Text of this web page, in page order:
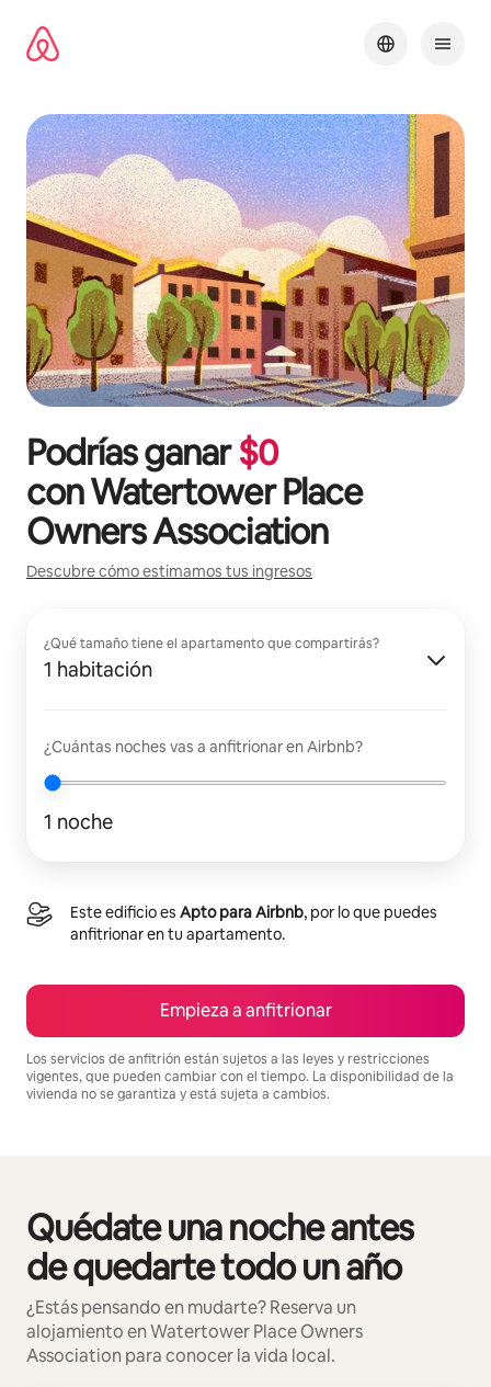
contenido
Podrías ganar$0
conWatertower Place
Owners Association
Descubre cómo estimamos tus ingresos
¿Qué tamaño tiene el apartamento que compartirás?
1 habitación
¿Cuántas noches vas a anfitrionar en Airbnb?
1 noche
Este edificio es Apto para Airbnb, por lo que puedes
anfitrionar en tu apartamento.
Empieza a anfitrionar
Los servicios de anfitrión están sujetos a las leyes y restricciones
vigentes, que pueden cambiar con el tiempo. La disponibilidad de la
vivienda no se garantiza y está sujeta a cambios.
Quédate una noche antes
de quedarte todo un año
¿Estás pensando en mudarte? Reserva un
alojamiento en Watertower Place Owners
Association para conocer la vida local.
Se muestran0 de 0 elementos